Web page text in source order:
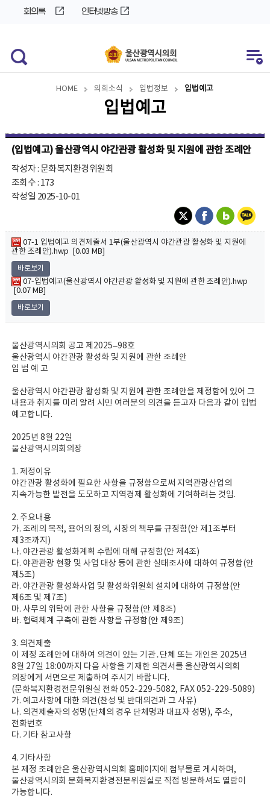
회의록 인터넷방송
HOME 의회소식 입법정보 입법예고
입법예고
(입법예고) 울산광역시 야간관광 활성화 및 지원에 관한 조례안
작성자 : 문화복지환경위원회
조회수 : 173
작성일 2025-10-01
07-1 입법예고 의견제출서 1부(울산광역시 야간관광 활성화 및 지원에
관한 조례안).hwp [0.03 MB]
바로보기
07-입법예고(울산광역시 야간관광 활성화 및 지원에 관한 조례안).hwp
[0.07 MB]
바로보기
울산광역시의회 공고 제2025–98호
울산광역시 야간관광 활성화 및 지원에 관한 조례안
입 법 예 고
울산광역시 야간관광 활성화 및 지원에 관한 조례안을 제정함에 있어 그
내용과 취지를 미리 알려 시민 여러분의 의견을 듣고자 다음과 같이 입법
예고합니다.
2025년 8월 22일
울산광역시의회의장
1. 제정이유
야간관광 활성화에 필요한 사항을 규정함으로써 지역관광산업의
지속가능한 발전을 도모하고 지역경제 활성화에 기여하려는 것임.
2. 주요내용
가. 조례의 목적, 용어의 정의, 시장의 책무를 규정함(안 제1조부터
제3조까지)
나. 야간관광 활성화계획 수립에 대해 규정함(안 제4조)
다. 야관관광 현황 및 사업 대상 등에 관한 실태조사에 대하여 규정함(안
제5조)
라. 야간관광 활성화사업 및 활성화위원회 설치에 대하여 규정함(안
제6조 및 제7조)
마. 사무의 위탁에 관한 사항을 규정함(안 제8조)
바. 협력체계 구축에 관한 사항을 규정함(안 제9조)
3. 의견제출
이 제정 조례안에 대하여 의견이 있는 기관․단체 또는 개인은 2025년
8월 27일 18:00까지 다음 사항을 기재한 의견서를 울산광역시의회
의장에게 서면으로 제출하여 주시기 바랍니다.
(문화복지환경전문위원실 전화 052-229-5082, FAX 052-229-5089)
가. 예고사항에 대한 의견(찬성 및 반대의견과 그 사유)
나. 의견제출자의 성명(단체의 경우 단체명과 대표자 성명), 주소,
전화번호
다. 기타 참고사항
4. 기타사항
본 제정 조례안은 울산광역시의회 홈페이지에 첨부물로 게시하며,
울산광역시의회 문화복지환경전문위원실로 직접 방문하셔도 열람이
가능합니다.